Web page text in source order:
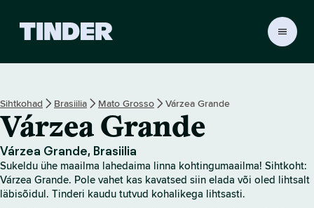
r
i
a
v
a
l
e
Sihtkohad Brasiilia Mato Grosso Várzea Grande
Várzea Grande
Várzea Grande, Brasiilia
Sukeldu ühe maailma lahedaima linna kohtingumaailma! Sihtkoht:
Várzea Grande. Pole vahet kas kavatsed siin elada või oled lihtsalt
läbisõidul. Tinderi kaudu tutvud kohalikega lihtsasti.